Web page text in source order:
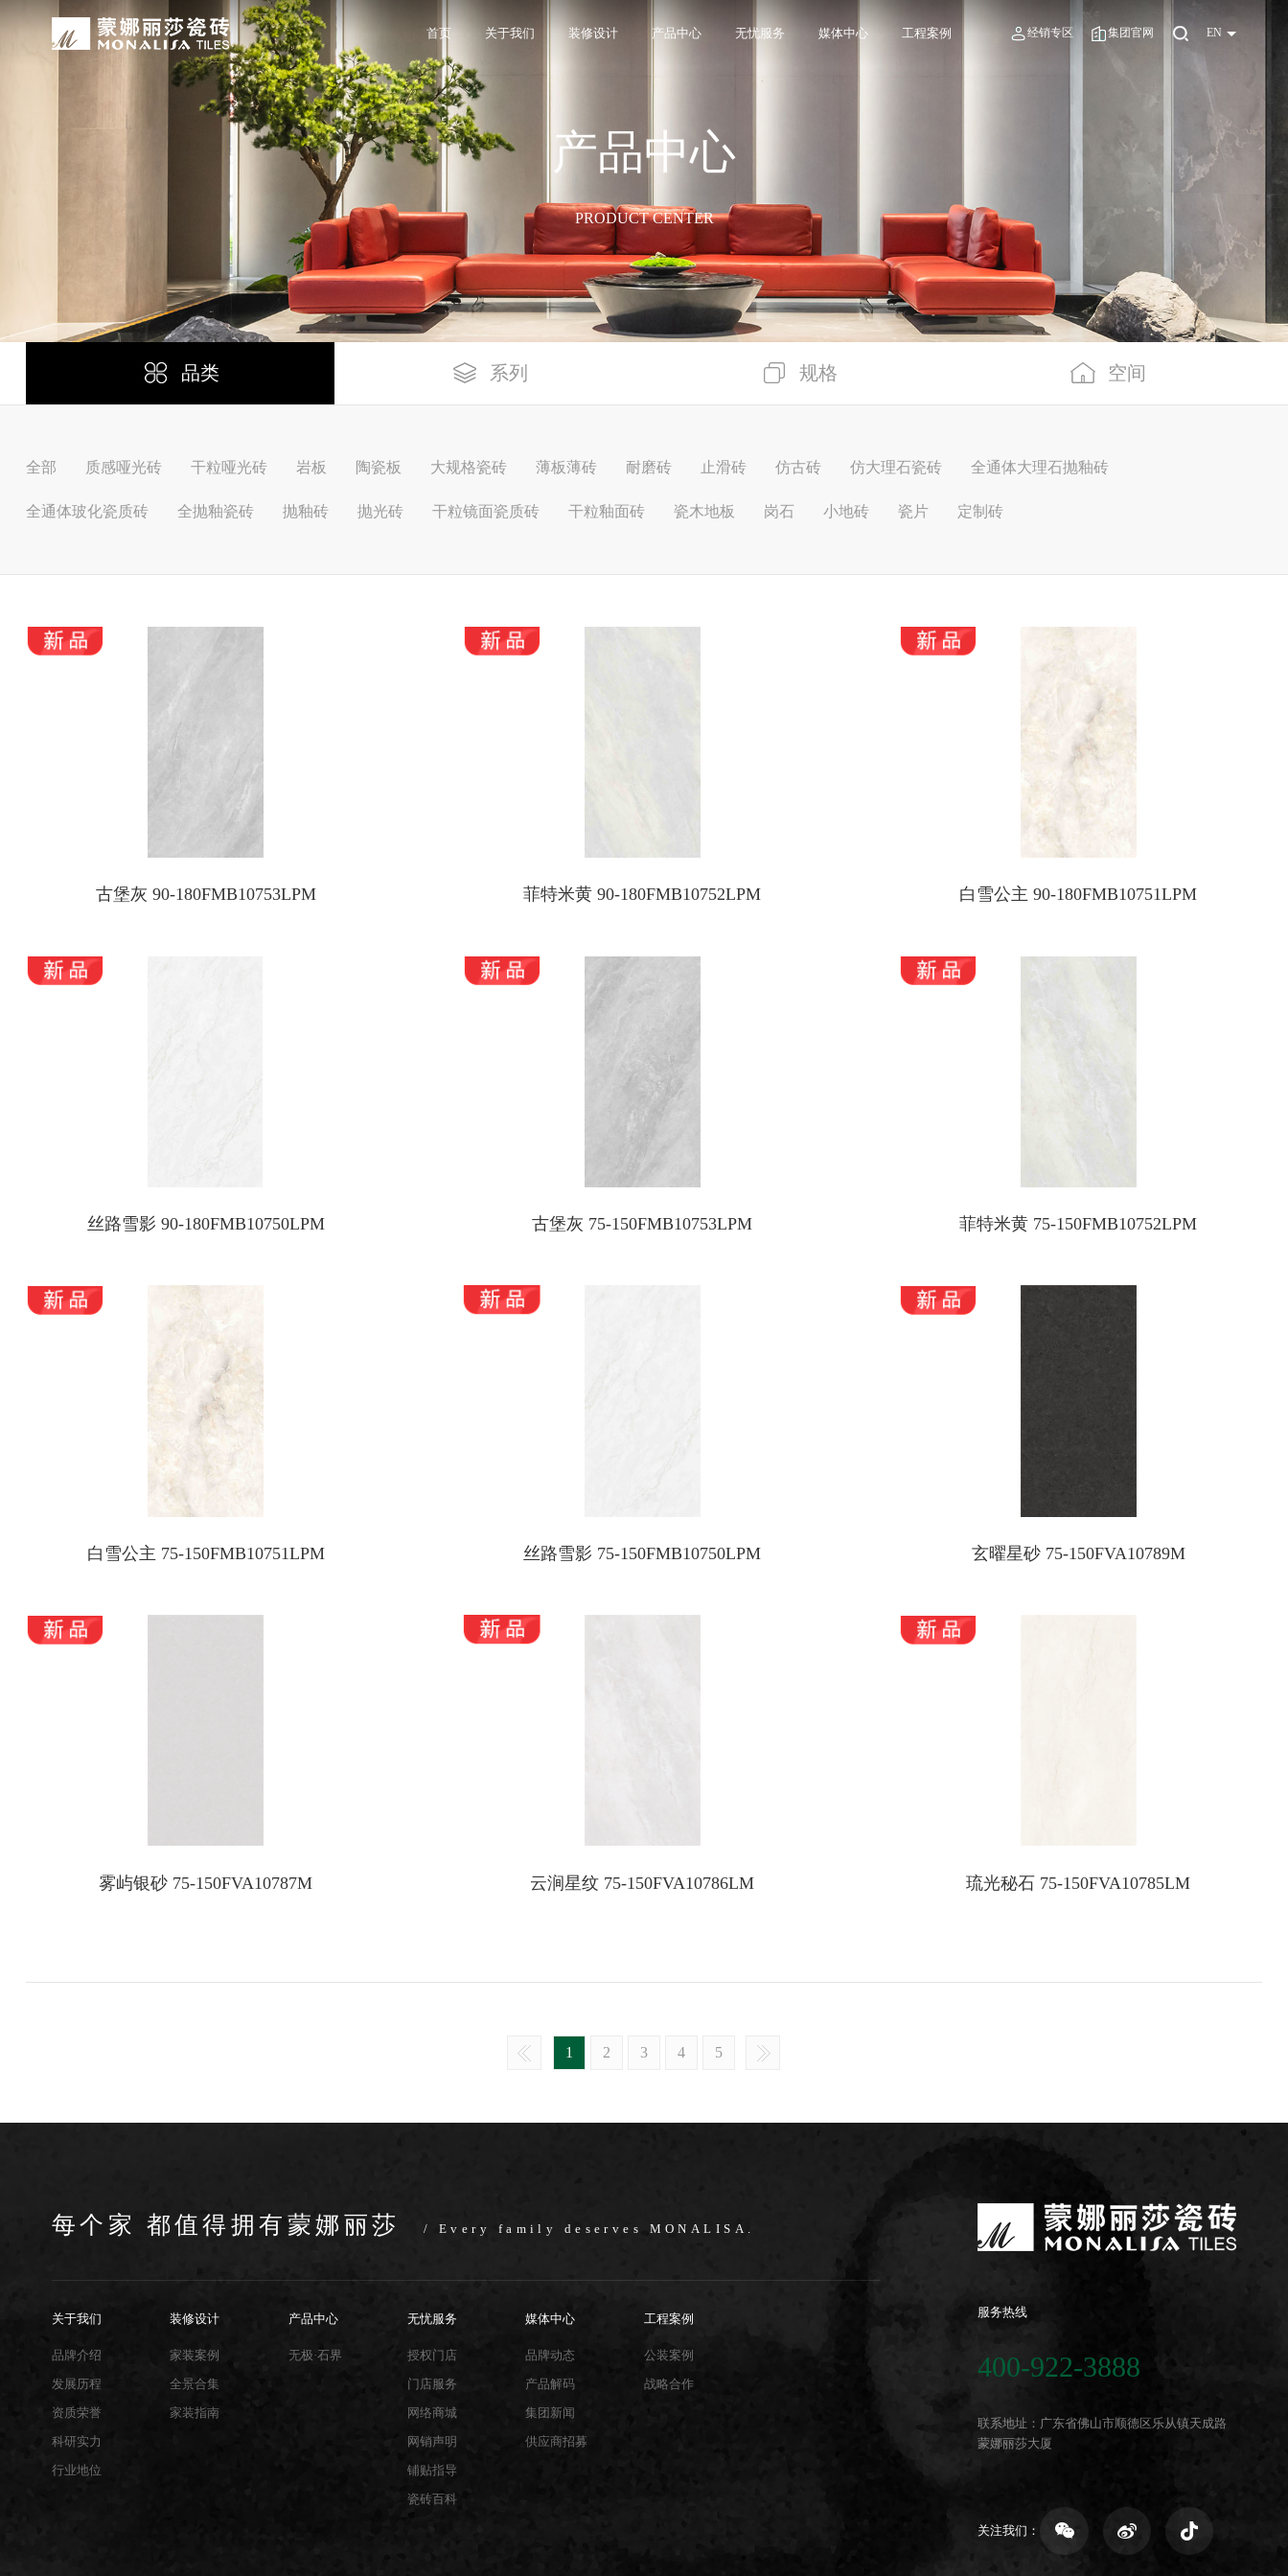
首页 关于我们
关于我们
蒙娜丽莎瓷砖品牌隶属蒙娜丽莎集团有限公司，品牌商标注册于2000年，专注于美化建筑和
生活空间，产品涵盖陶瓷砖和陶瓷薄板、大板、岩板等品类，秉承“每个家 都值得拥有蒙娜丽
莎”的品牌发展理念，将蒙娜丽莎的微笑作为营销服务的核心精神，使顾客在感受艺术化产品
的同时，享受高品质的服务所带来的精神回报，满足人们多样的生活方式需求。
装修设计
装修设计
蒙娜丽莎陶瓷砖、陶瓷大板、岩板多种品类，构建起瓷砖产品全屋定制应用体系，通过上万
套家装案例的应用展示，为大家提供参考和选择。
产品中心
产品中心
蒙娜丽莎「無極·石界」系列遵循“无界与本真”的设计主旨，甄选全球珍稀的天然原石作为设
计蓝本，融合当代的材料应用美学，以多纹理设计、多质感工艺、多规格的动态组合打破常
规、重构空间法则，实现情绪空间的无限表达，为人们提供源源不断的美学灵感，创造无界
无极的生活空间。
无忧服务
无忧服务
蒙娜丽莎在全国拥有超过4000家专卖店和营销网点，打通了线上线下的营销服务渠道，为消
费者带来更多的消费与体验场景。与此同时，蒙娜丽莎对服务体系进行全新升级，推出“微笑
服务”体系以及“密缝铺贴”系统，全面打通陶瓷大板岩板销售的“最后一公里”，解决消费者家
装烦恼，实现无忧省心焕新家。
媒体中心
媒体中心
蒙娜丽莎的微笑作为营销服务的核心精神，使顾客在感受艺术化产品的同时，享受高品质的
服务所带来的精神回报，满足人们多样的生活方式需求。
工程案例
工程案例
以完善的房地产战略合作管理体系，为超百家房地产企业和千万业主提供优质的产品与服
务，为陶瓷行业和房地产企业的战略合作业务树立典范。
经销专区 集团官网 EN
产品中心
PRODUCT CENTER
品类 系列 规格 空间
全部 质感哑光砖 干粒哑光砖 岩板 陶瓷板 大规格瓷砖 薄板薄砖 耐磨砖 止滑砖 仿古砖 仿大理石瓷砖 全通体大理石抛釉砖
全通体玻化瓷质砖 全抛釉瓷砖 抛釉砖 抛光砖 干粒镜面瓷质砖 干粒釉面砖 瓷木地板 岗石 小地砖 瓷片 定制砖
古堡灰 90-180FMB10753LPM 菲特米黄 90-180FMB10752LPM 白雪公主 90-180FMB10751LPM
丝路雪影 90-180FMB10750LPM 古堡灰 75-150FMB10753LPM 菲特米黄 75-150FMB10752LPM
白雪公主 75-150FMB10751LPM 丝路雪影 75-150FMB10750LPM 玄曜星砂 75-150FVA10789M
雾屿银砂 75-150FVA10787M 云涧星纹 75-150FVA10786LM 琉光秘石 75-150FVA10785LM
1 2 3 4 5
每个家 都值得拥有蒙娜丽莎 / Every family deserves MONALISA.
关于我们
品牌介绍
发展历程
资质荣誉
科研实力
行业地位
装修设计
家装案例
全景合集
家装指南
产品中心
无极·石界
无忧服务
授权门店
门店服务
网络商城
网销声明
铺贴指导
瓷砖百科
媒体中心
品牌动态
产品解码
集团新闻
供应商招募
工程案例
公装案例
战略合作
服务热线
400-922-3888
联系地址：广东省佛山市顺德区乐从镇天成路
蒙娜丽莎大厦
关注我们：